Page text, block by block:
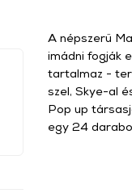
A népszerű
imádni fogják
tartalmaz -
szel, Skye-al
Pop up
egy 24